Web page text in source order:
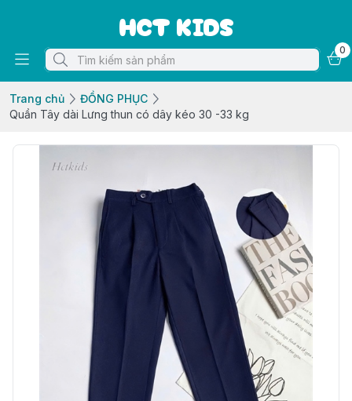
HCT KIDS
0
Trang chủ
ĐỒNG PHỤC
Quần Tây dài Lưng thun có dây kéo 30 -33 kg